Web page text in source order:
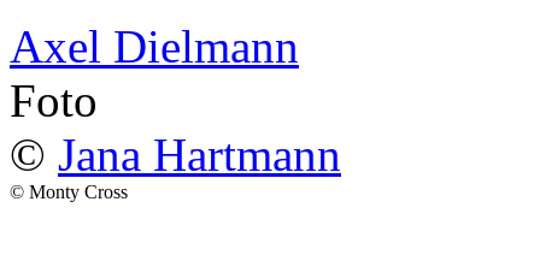
Axel Dielmann
Foto
© Jana Hartmann
© Monty Cross